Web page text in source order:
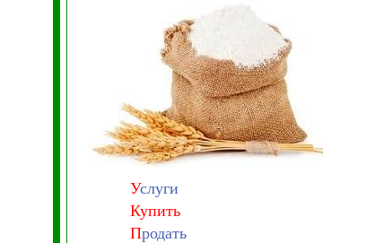
Услуги
Купить
Продать